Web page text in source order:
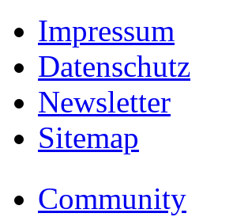
Impressum
Datenschutz
Newsletter
Sitemap
Community